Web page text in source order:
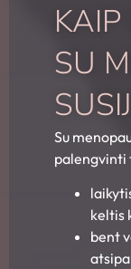
SU
Su
palengvinti
keltis
bent